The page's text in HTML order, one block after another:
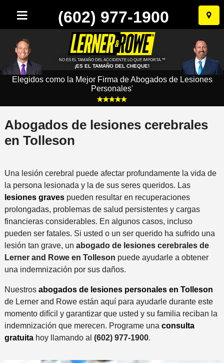
Ir
al
(602) 977-1900
NO ES EL TAMAÑO DEL ACCIDENTE LO QUE IMPORTA.™
¡ES EL TAMAÑO DEL CHEQUE!
Elegidos como la Mejor Firma de Abogados de Lesiones
Personales*
Abogados de lesiones cerebrales
en Tolleson
Una lesión cerebral puede afectar profundamente la vida de
la persona lesionada y la de sus seres queridos. Las
lesiones gravespueden resultar en recuperaciones
prolongadas, problemas de salud persistentes y cargas
financieras considerables. En algunos casos, incluso
pueden ser fatales. Si usted o un ser querido ha sufrido una
lesión tan grave, un abogado de lesiones cerebrales de
Lerner and Rowe en Tolleson puede ayudarle a obtener
una indemnización por sus daños.
Nuestros abogados de lesiones personales en Tolleson
de Lerner and Rowe están aquí para ayudarle durante este
momento difícil y garantizar que usted y su familia reciban la
indemnización que merecen. Programe una consulta
gratuitahoy llamando al (602) 977-1900.